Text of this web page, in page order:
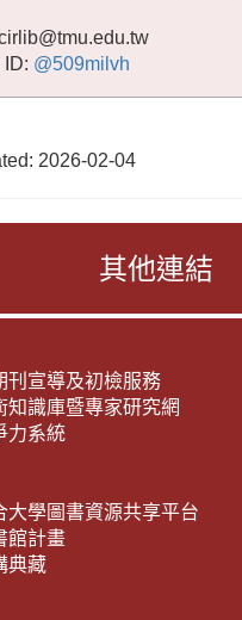
ID: @509milvh
2026-02-04
其他連結
刊宣導及初檢服務
知識庫暨專家研究網
力系統
大學圖書資源共享平台
館計畫
典藏